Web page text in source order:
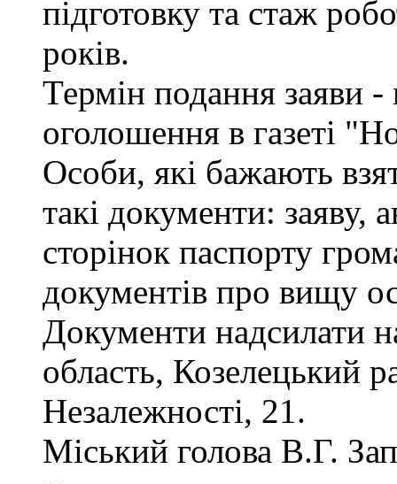
підготовку та стаж
років.
Термін подання заяви -
оголошення в газеті
Особи, які бажають
такі документи: заяву,
сторінок паспорту
документів про вищу
Документи надсилати
область, Козелецький
Незалежності, 21.
Міський голова В.Г.